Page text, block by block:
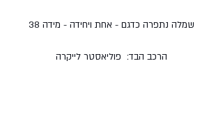
שמלה נתפרה כדגם - אחת ויחידה - מידה 38
הרכב הבד: פוליאסטר לייקרה